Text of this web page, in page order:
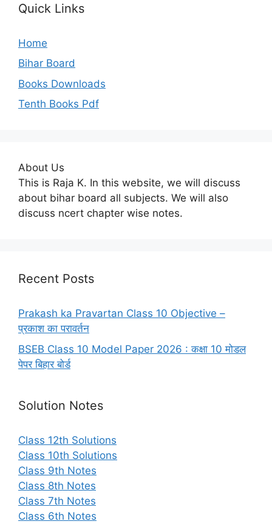
Quick Links
Home
Bihar Board
Books Downloads
Tenth Books Pdf
About Us
This is Raja K. In this website, we will discuss
about bihar board all subjects. We will also
discuss ncert chapter wise notes.
Recent Posts
Prakash ka Pravartan Class 10 Objective –
प्रकाश का परावर्तन
BSEB Class 10 Model Paper 2026 : कक्षा 10 मोडल
पेपर बिहार बोर्ड
Solution Notes
Class 12th Solutions
Class 10th Solutions
Class 9th Notes
Class 8th Notes
Class 7th Notes
Class 6th Notes